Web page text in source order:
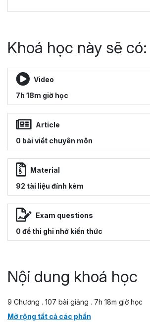
Khoá học này sẽ có:
Video
7h 18m giờ học
Article
0 bài viết chuyên môn
Material
92 tài liệu đính kèm
Exam questions
0 đề thi ghi nhớ kiến thức
Nội dung khoá học
9 Chương . 107 bài giảng . 7h 18m giờ học
Mở rộng tất cả các phần